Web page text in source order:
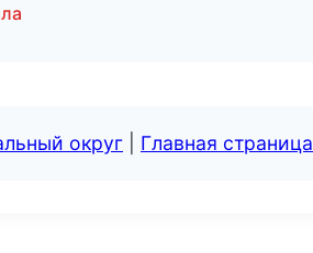
округ Главная страница